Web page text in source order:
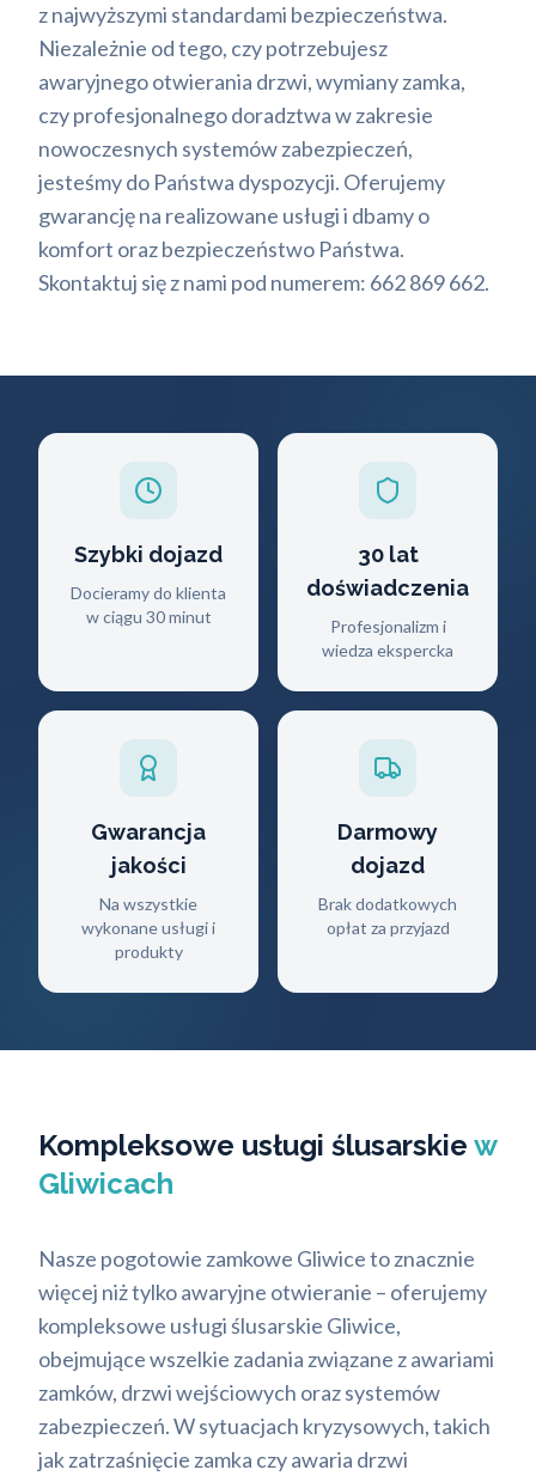
z najwyższymi standardami bezpieczeństwa.
Niezależnie od tego, czy potrzebujesz
awaryjnego otwierania drzwi, wymiany zamka,
czy profesjonalnego doradztwa w zakresie
nowoczesnych systemów zabezpieczeń,
jesteśmy do Państwa dyspozycji. Oferujemy
gwarancję na realizowane usługi i dbamy o
komfort oraz bezpieczeństwo Państwa.
Skontaktuj się z nami pod numerem: 662 869 662.
Szybki dojazd
Docieramy do klienta
w ciągu 30 minut
30 lat
doświadczenia
Profesjonalizm i
wiedza ekspercka
Gwarancja
jakości
Na wszystkie
wykonane usługi i
produkty
Darmowy
dojazd
Brak dodatkowych
opłat za przyjazd
Kompleksowe usługi ślusarskie w
Gliwicach
Nasze pogotowie zamkowe Gliwice to znacznie
więcej niż tylko awaryjne otwieranie – oferujemy
kompleksowe usługi ślusarskie Gliwice,
obejmujące wszelkie zadania związane z awariami
zamków, drzwi wejściowych oraz systemów
zabezpieczeń. W sytuacjach kryzysowych, takich
jak zatrzaśnięcie zamka czy awaria drzwi